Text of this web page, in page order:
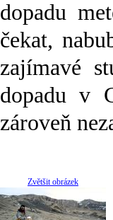
dopadu
čekat,
zajímavé
dopadu v
zároveň
Zvětšit obrázek